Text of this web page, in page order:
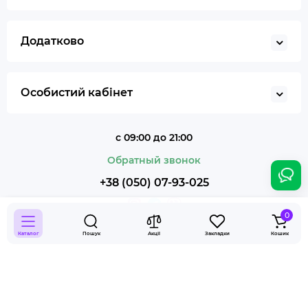
Каталог Пошук Акції Закладки
0
Кошик
Додатково
Особистий кабінет
с 09:00 до 21:00
Обратный звонок
+38 (050) 07-93-025